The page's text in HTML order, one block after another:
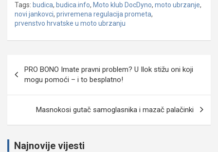
Tags: budica, budica.info, Moto klub DocDyno, moto ubrzanje,
novi jankovci, privremena regulacija prometa,
prvenstvo hrvatske u moto ubrzanju
objava
PRO BONO Imate pravni problem? U Ilok stižu oni koji
mogu pomoći – i to besplatno!
Masnokosi gutač samoglasnika i mazač palačinki
Najnovije vijesti